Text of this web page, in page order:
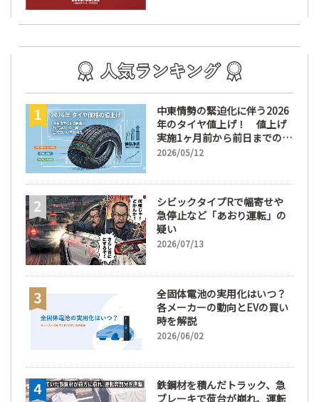
中東情勢の緊迫化に伴う2026
年のタイヤ値上げ！ 値上げ
実施1ヶ月前から前日までの期
間が販売において極めて重要
2026/05/12
シビックタイプRで幅寄せや
急停止など「あおり運転」の
疑い
2026/07/13
全固体電池の実用化はいつ？
各メーカーの動向とEVの買い
時を解説
2026/06/02
鉄鋼材を積んだトラック、急
ブレーキで荷台が崩れ、運転